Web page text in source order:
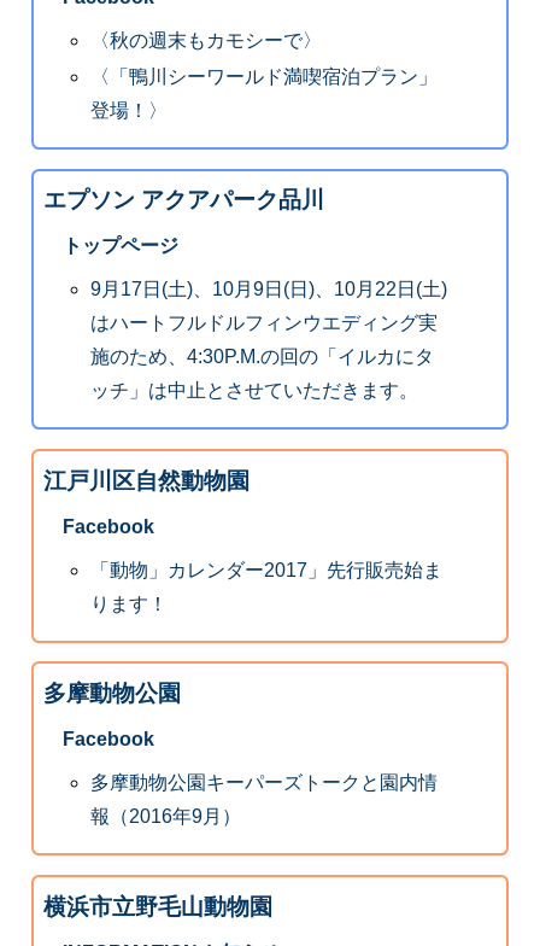
〈秋の週末もカモシーで〉
〈「鴨川シーワールド満喫宿泊プラン」
登場！〉
エプソン アクアパーク品川
トップページ
9月17日(土)、10月9日(日)、10月22日(土)
はハートフルドルフィンウエディング実
施のため、4:30P.M.の回の「イルカにタ
ッチ」は中止とさせていただきます。
江戸川区自然動物園
Facebook
「動物」カレンダー2017」先行販売始ま
ります！
多摩動物公園
Facebook
多摩動物公園キーパーズトークと園内情
報（2016年9月）
横浜市立野毛山動物園